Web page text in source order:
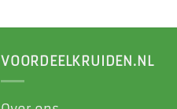
VOORDEELKRUIDEN.NL